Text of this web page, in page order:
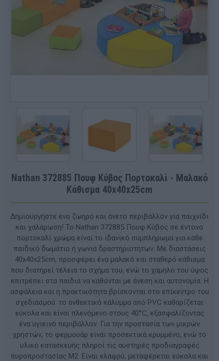
Nathan 372885 Πουφ Κύβος Πορτοκαλί - Μαλακό
Κάθισμα 40x40x25cm
Δημιουργήστε ένα ζωηρό και άνετο περιβάλλον για παιχνίδι
και χαλάρωση! Το Nathan 372885 Πουφ Κύβος σε έντονο
πορτοκαλί χρώμα είναι το ιδανικό συμπλήρωμα για κάθε
παιδικό δωμάτιο ή γωνιά δραστηριοτήτων. Με διαστάσεις
40x40x25cm, προσφέρει ένα μαλακό και σταθερό κάθισμα
που διατηρεί τέλεια το σχήμα του, ενώ το χαμηλό του ύψος
επιτρέπει στα παιδιά να κάθονται με άνεση και αυτονομία. Η
ασφάλεια και η πρακτικότητα βρίσκονται στο επίκεντρο του
σχεδιασμού: το ανθεκτικό κάλυμμα από PVC καθαρίζεται
εύκολα και είναι πλενόμενο στους 40°C, εξασφαλίζοντας
ένα υγιεινό περιβάλλον. Για την προστασία των μικρών
χρηστών, το φερμουάρ είναι προσεκτικά κρυμμένο, ενώ το
υλικό κατασκευής πληροί τις αυστηρές προδιαγραφές
πυροπροστασίας M2. Είναι ελαφρύ, μεταφέρεται εύκολα και